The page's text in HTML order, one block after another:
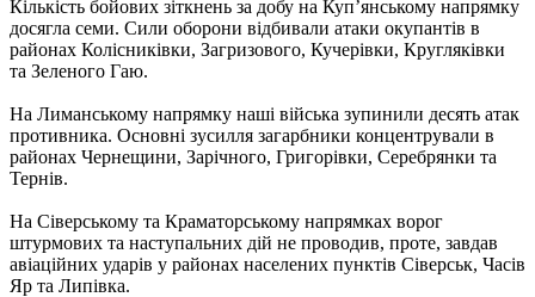
Кількість бойових зіткнень за добу на Куп’янському напрямку
досягла семи. Сили оборони відбивали атаки окупантів в
районах Колісниківки, Загризового, Кучерівки, Кругляківки
та Зеленого Гаю.
На Лиманському напрямку наші війська зупинили десять атак
противника. Основні зусилля загарбники концентрували в
районах Чернещини, Зарічного, Григорівки, Серебрянки та
Тернів.
На Сіверському та Краматорському напрямках ворог
штурмових та наступальних дій не проводив, проте, завдав
авіаційних ударів у районах населених пунктів Сіверськ, Часів
Яр та Липівка.